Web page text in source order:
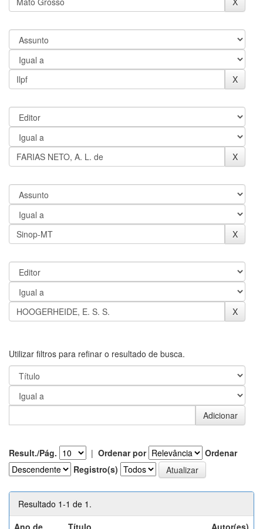
Utilizar filtros para refinar o resultado de busca.
Result./Pág. | Ordenar por
Ordenar
Registro(s)
Resultado 1-1 de 1.
Ano de
Título Autor(es)